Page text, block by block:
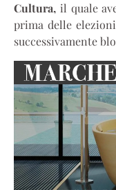
Cultura, il quale
prima delle
successivamente